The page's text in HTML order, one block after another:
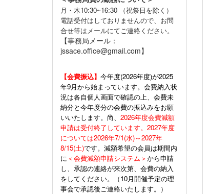
月・木10:30~16:30 （祝祭日を除く）
電話受付はしておりませんので、お問
合せ等はメールにてご連絡ください。
【事務局メール：
jssace.office@gmail.com】
【会費振込】 今年度(2026年度)が2025
年9月から始まっています。会費納入状
況は各自個人画面で確認の上、会費未
納分と今年度分の会費の振込みをお願
いいたします。尚、 2026年度会費減額
申請は受付終了しています。2027年度
については2026年7/1(水)～2027年
8/15(土)です。減額希望の会員は期間内
に ＜会費減額申請システム＞から申請
し、承認の連絡が来次第、会費の納入
をしてください。（10月開催予定の理
事会で承認後ご連絡いたします。）